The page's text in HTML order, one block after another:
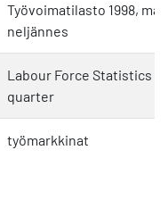
Työvoimatilasto 1998,
neljännes
Labour Force Statistics
quarter
työmarkkinat